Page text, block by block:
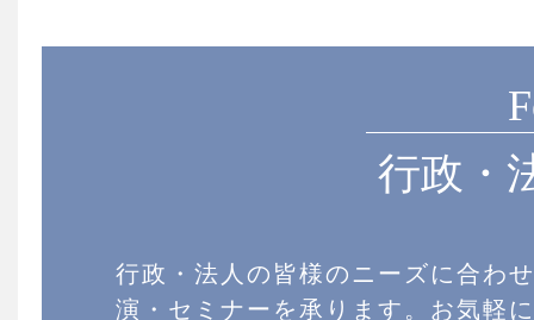
行政・
行政・法人の皆様のニーズに合わ
演・セミナーを承ります。お気軽